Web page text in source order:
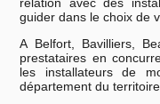
guider dans le choix de
A Belfort, Bavilliers,
prestataires en
les installateurs de
département du